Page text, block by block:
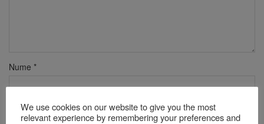
Nume *
Email*
We use cookies on our website to give you the most
relevant experience by remembering your preferences and